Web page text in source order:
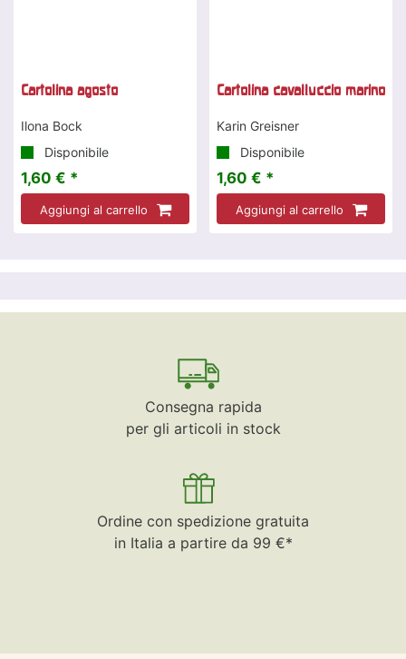
Cartolina agosto
Ilona Bock
Disponibile
1,60 € *
Aggiungi al carrello
Cartolina cavalluccio marino
Karin Greisner
Disponibile
1,60 € *
Aggiungi al carrello
Consegna rapida
per gli articoli in stock
Ordine con spedizione gratuita
in Italia a partire da 99 €*